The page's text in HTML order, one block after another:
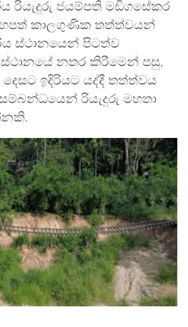
රියැදුරු ජයම්පති මඩිගසේකර
කාලගුණික තත්ත්වයන්
ස්ථානයෙන් පිටත්ව
ස්ථානයේ නතර කිරීමෙන් පසු,
ඉදිරියට යද්දී තත්ත්වය
රියැදුරු මහතා